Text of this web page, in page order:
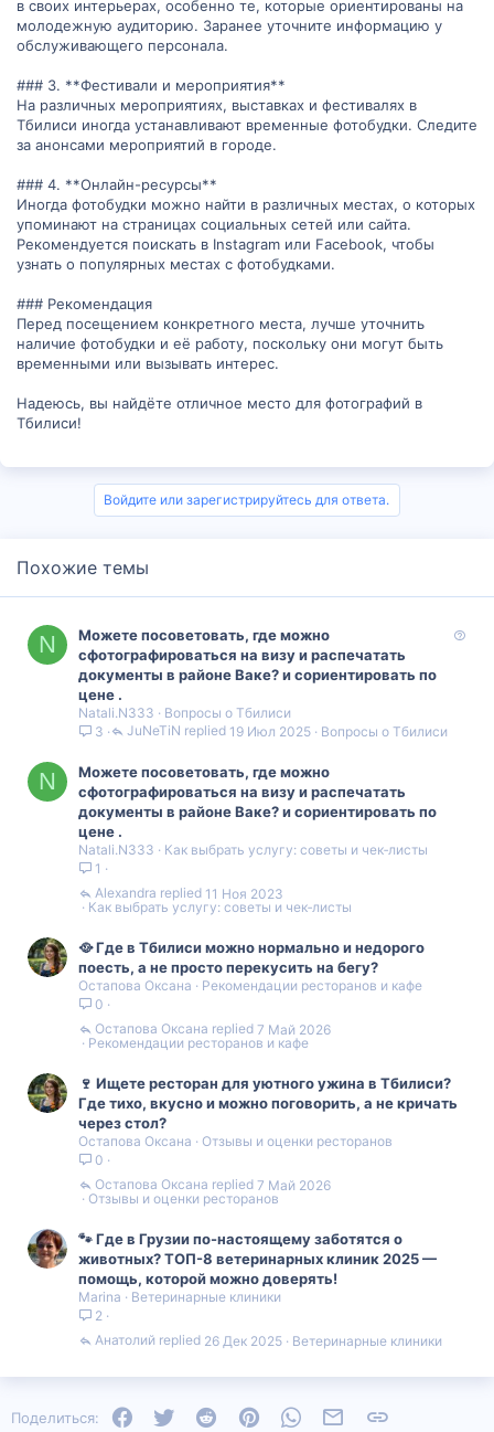
в своих интерьерах, особенно те, которые ориентированы на
молодежную аудиторию. Заранее уточните информацию у
обслуживающего персонала.
### 3. **Фестивали и мероприятия**
На различных мероприятиях, выставках и фестивалях в
Тбилиси иногда устанавливают временные фотобудки. Следите
за анонсами мероприятий в городе.
### 4. **Онлайн-ресурсы**
Иногда фотобудки можно найти в различных местах, о которых
упоминают на страницах социальных сетей или сайта.
Рекомендуется поискать в Instagram или Facebook, чтобы
узнать о популярных местах с фотобудками.
### Рекомендация
Перед посещением конкретного места, лучше уточнить
наличие фотобудки и её работу, поскольку они могут быть
временными или вызывать интерес.
Надеюсь, вы найдёте отличное место для фотографий в
Тбилиси!
Войдите или зарегистрируйтесь для ответа.
Похожие темы
N
Можете посоветовать, где можно
сфотографироваться на визу и распечатать
документы в районе Ваке? и сориентировать по
цене .
Natali.N333
Вопросы о Тбилиси
3
Вопросы о Тбилиси
19 Июл 2025
JuNeTiN
N
Можете посоветовать, где можно
сфотографироваться на визу и распечатать
документы в районе Ваке? и сориентировать по
цене .
Natali.N333
Как выбрать услугу: советы и чек‑листы
1
Как выбрать услугу: советы и чек‑листы
11 Ноя 2023
Alexandra
🥘 Где в Тбилиси можно нормально и недорого
поесть, а не просто перекусить на бегу?
Остапова Оксана
Рекомендации ресторанов и кафе
0
Рекомендации ресторанов и кафе
7 Май 2026
Остапова Оксана
🍷 Ищете ресторан для уютного ужина в Тбилиси?
Где тихо, вкусно и можно поговорить, а не кричать
через стол?
Остапова Оксана
Отзывы и оценки ресторанов
0
Отзывы и оценки ресторанов
7 Май 2026
Остапова Оксана
🐾 Где в Грузии по-настоящему заботятся о
животных? ТОП-8 ветеринарных клиник 2025 —
помощь, которой можно доверять!
Marina
Ветеринарные клиники
2
Ветеринарные клиники
26 Дек 2025
Анатолий
Поделиться: FacebookTwitter Reddit PinterestWhatsAppЭлектронная почта